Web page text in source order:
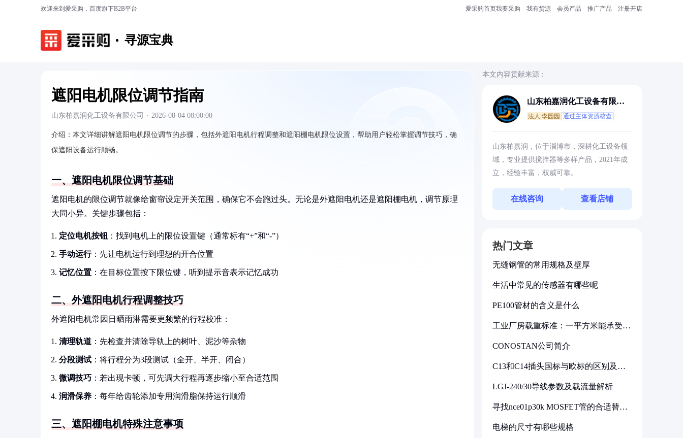
欢迎来到爱采购，百度旗下B2B平台 爱采购首页我要采购 我有货源 会员产品 推广产品 注册开店
寻源宝典
遮阳电机限位调节指南
山东柏嘉润化工设备有限公司 · 2026-08-04 08:00:00
介绍： 本文详细讲解遮阳电机限位调节的步骤，包括外遮阳电机行程调整和遮阳棚电机限位设置，帮助用户轻松掌握调节技巧，确
保遮阳设备运行顺畅。
一、遮阳电机限位调节基础
遮阳电机的限位调节就像给窗帘设定开关范围，确保它不会跑过头。无论是外遮阳电机还是遮阳棚电机，调节原理
大同小异。关键步骤包括：
定位电机按钮 ：找到电机上的限位设置键（通常标有“+”和“-”）
手动运行：先让电机运行到理想的开合位置
记忆位置 ：在目标位置按下限位键，听到提示音表示记忆成功
二、外遮阳电机行程调整技巧
外遮阳电机常因日晒雨淋需要更频繁的行程校准：
清理轨道 ：先检查并清除导轨上的树叶、泥沙等杂物
分段测试 ：将行程分为3段测试（全开、半开、闭合）
微调技巧 ：若出现卡顿，可先调大行程再逐步缩小至合适范围
润滑保养 ：每年给齿轮添加专用润滑脂保持运行顺滑
三、遮阳棚电机特殊注意事项
本文内容贡献来源：
山东柏嘉润化工设备有限公
法人:李园园 通过主体资质核查
山东柏嘉润，位于淄博市，深耕化工设备领
域，专业提供搅拌器等多样产品，2021年成
立，经验丰富，权威可靠。
在线咨询 查看店铺
热门文章
无缝钢管的常用规格及壁厚
生活中常见的传感器有哪些呢
PE100管材的含义是什么
工业厂房载重标准：一平方米能承受多
CONOSTAN公司简介
C13和C14插头国标与欧标的区别及其
LGJ-240/30导线参数及载流量解析
寻找nce01p30k MOSFET管的合适替代
电梯的尺寸有哪些规格